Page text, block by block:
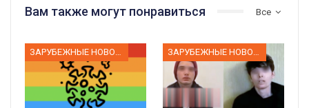
Все
Вам также могут понравиться
ЗАРУБЕЖНЫЕ НОВОСТИ ЗАРУБЕЖНЫЕ НОВОСТИ